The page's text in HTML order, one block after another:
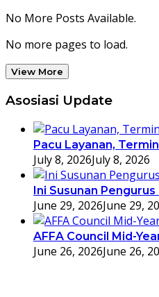
No More Posts Available.
No more pages to load.
View More
Asosiasi Update
Pacu Layanan,
July 8, 2026July 8, 2026
Ini Susunan
June 29, 2026June 29,
AFFA Council Mid-
June 26, 2026June 26,